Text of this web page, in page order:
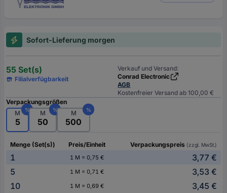
Sofort-Lieferung morgen
55 Set(s)
Filialverfügbarkeit
Verkauf und Versand:
Conrad Electronic
AGB
Kostenfreier Versand ab 100,00 €
Verpackungsgrößen
M
%
5
M %
50
M %
500
Menge (Set(s)) Preis/Einheit Verpackungspreis (zzgl. MwSt.)
1 1 M = 0,75 €
3,77 €
5
1 M = 0,71 €
3,53 €
10
1 M = 0,69 €
3,45 €